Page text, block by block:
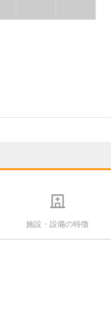
施設・設備の特徴